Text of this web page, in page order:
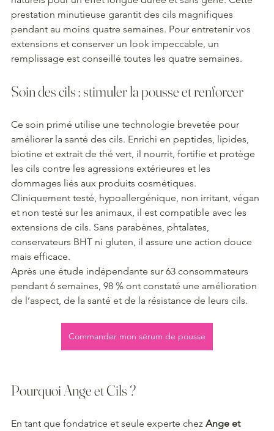
prestation minutieuse garantit des cils magnifiques
pendant au moins quatre semaines. Pour entretenir vos
extensions et conserver un look impeccable, un
remplissage est conseillé toutes les quatre semaines.
Soin des cils : stimuler la pousse et renforcer
Ce soin primé utilise une technologie brevetée pour
améliorer la santé des cils. Enrichi en peptides, lipides,
biotine et extrait de thé vert, il nourrit, fortifie et protège
les cils contre les agressions extérieures et les
dommages liés aux produits cosmétiques.
Cliniquement testé, hypoallergénique, non irritant, végan
et non testé sur les animaux, il est compatible avec les
extensions de cils. Sans parabènes, phtalates,
conservateurs BHT ni gluten, il assure une action douce
mais efficace.
Après une étude indépendante sur 63 consommateurs
pendant 6 semaines, 98 % ont constaté une amélioration
de l’aspect, de la santé et de la résistance de leurs cils.
Commander mon sérum de pousse
Pourquoi Ange et Cils ?
En tant que fondatrice et seule experte chez Ange et